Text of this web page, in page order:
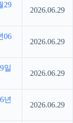
29
2026.06.29
06
2026.06.29
일
2026.06.29
년
2026.06.29